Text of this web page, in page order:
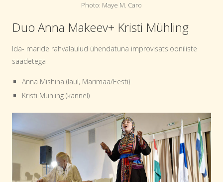
Photo: Maye M. Caro
Duo Anna Makeev+ Kristi Mühling
Ida- maride rahvalaulud ühendatuna improvisatsiooniliste
saadetega
Anna Mishina (laul, Marimaa/Eesti)
Kristi Mühling (kannel)